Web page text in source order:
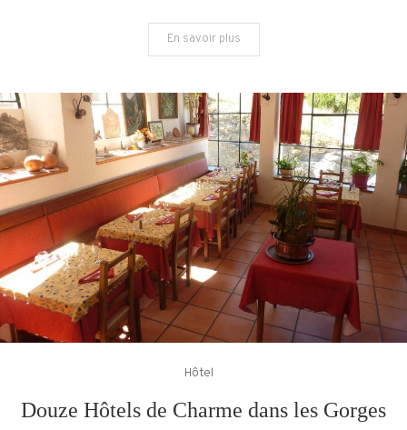
En savoir plus
Hôtel
Douze Hôtels de Charme dans les Gorges